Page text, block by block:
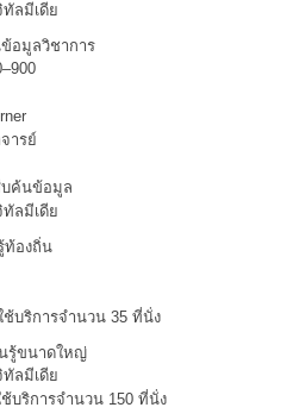
ลมีเดีย
อมูลวิชาการ
ารย์
บค้นข้อมูล
ลมีเดีย
ท้องถิ่น
บริการจำนวน 35 ที่นั่ง
รู้ขนาดใหญ่
ลมีเดีย
บริการจำนวน 150 ที่นั่ง